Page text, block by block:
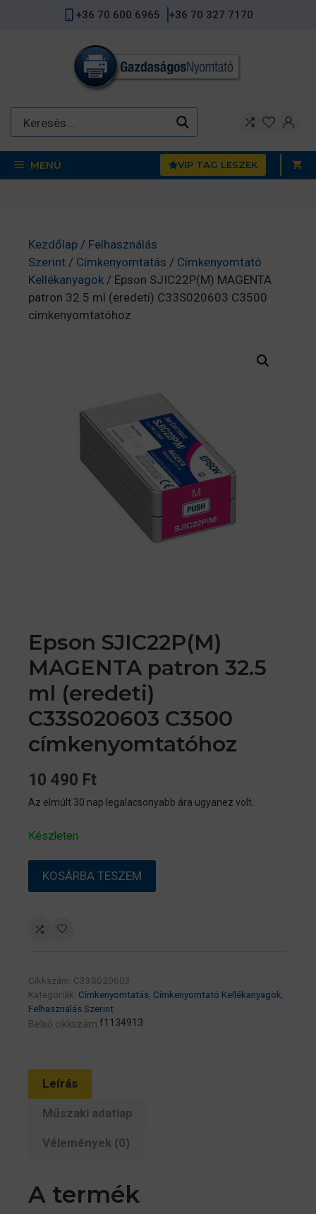
+36 70 600 6965 +36 70 327 7170
MENÜ VIP TAG LESZEK
Kezdőlap / Felhasználás
Szerint / Címkenyomtatás / Címkenyomtató
Kellékanyagok / Epson SJIC22P(M) MAGENTA
patron 32.5 ml (eredeti) C33S020603 C3500
címkenyomtatóhoz
Epson SJIC22P(M)
MAGENTA patron 32.5
ml (eredeti)
C33S020603 C3500
címkenyomtatóhoz
10 490 Ft
Az elmúlt 30 nap legalacsonyabb ára ugyanez volt.
Készleten
Epson
patron
(eredeti)
C33S020603
C3500
címkenyomtatóhoz
KOSÁRBA TESZEM
Cikkszám: C33S020603
Kategóriák: Címkenyomtatás Címkenyomtató Kellékanyagok
Felhasználás Szerint
Belső cikkszám:f1134913
Leírás
Műszaki adatlap
Vélemények (0)
A termék